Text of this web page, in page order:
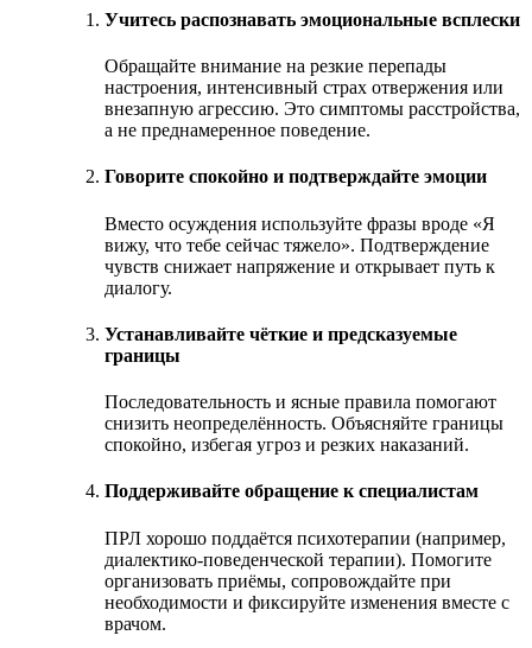
Учитесь распознавать эмоциональные всплески
Обращайте внимание на резкие перепады
настроения, интенсивный страх отвержения или
внезапную агрессию. Это симптомы расстройства,
а не преднамеренное поведение.
Говорите спокойно и подтверждайте эмоции
Вместо осуждения используйте фразы вроде «Я
вижу, что тебе сейчас тяжело». Подтверждение
чувств снижает напряжение и открывает путь к
диалогу.
Устанавливайте чёткие и предсказуемые
границы
Последовательность и ясные правила помогают
снизить неопределённость. Объясняйте границы
спокойно, избегая угроз и резких наказаний.
Поддерживайте обращение к специалистам
ПРЛ хорошо поддаётся психотерапии (например,
диалектико-поведенческой терапии). Помогите
организовать приёмы, сопровождайте при
необходимости и фиксируйте изменения вместе с
врачом.